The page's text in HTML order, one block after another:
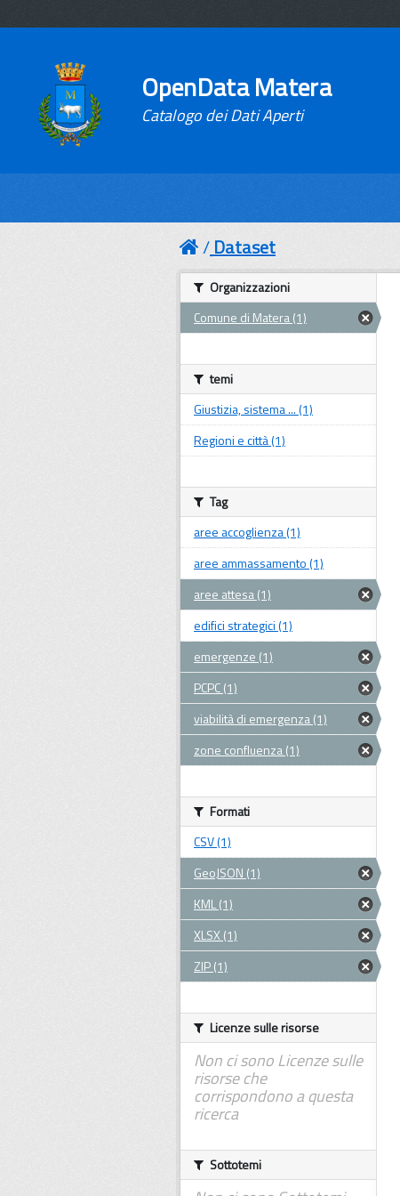
OpenData Matera
Catalogo dei Dati Aperti
Dataset
Organizzazioni
Comune di Matera (1)
temi
Giustizia, sistema ... (1)
Regioni e città (1)
Tag
aree accoglienza (1)
aree ammassamento (1)
aree attesa (1)
edifici strategici (1)
emergenze (1)
PCPC (1)
viabilità di emergenza (1)
zone confluenza (1)
Formati
CSV (1)
GeoJSON (1)
KML (1)
XLSX (1)
ZIP (1)
Licenze sulle risorse
Non ci sono Licenze sulle
risorse che
corrispondono a questa
ricerca
Sottotemi